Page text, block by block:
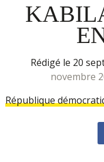
rédigé le 20
novembre
République